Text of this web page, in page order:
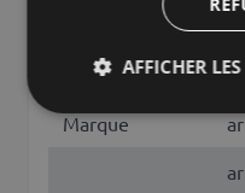
Longueur (cm)
Saison
Marque
AFFICHER